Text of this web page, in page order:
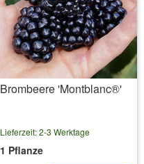
Brombeere 'Montblanc®'
Lieferzeit: 2-3 Werktage
1 Pflanze